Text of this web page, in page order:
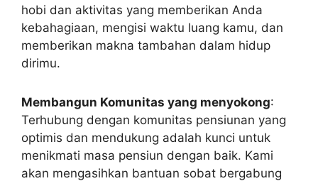
hobi dan aktivitas yang memberikan Anda
kebahagiaan, mengisi waktu luang kamu, dan
memberikan makna tambahan dalam hidup
dirimu.
Membangun Komunitas yang menyokong:
Terhubung dengan komunitas pensiunan yang
optimis dan mendukung adalah kunci untuk
menikmati masa pensiun dengan baik. Kami
akan mengasihkan bantuan sobat bergabung